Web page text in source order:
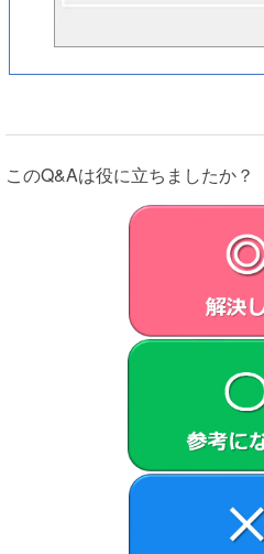
このQ&Aは役に立ちましたか？